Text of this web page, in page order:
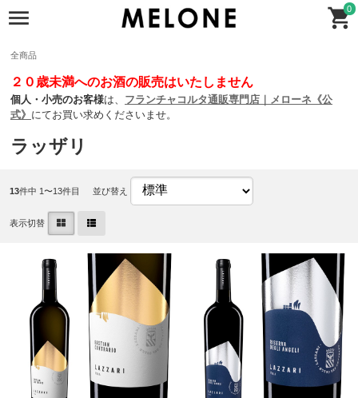
0
全商品
２０歳未満へのお酒の販売はいたしません
個人・小売のお客様は、 フランチャコルタ通販専門店｜メローネ《公
式》 にてお買い求めくださいませ。
ラッザリ
13件中 1〜13件目 並び替え
表示切替